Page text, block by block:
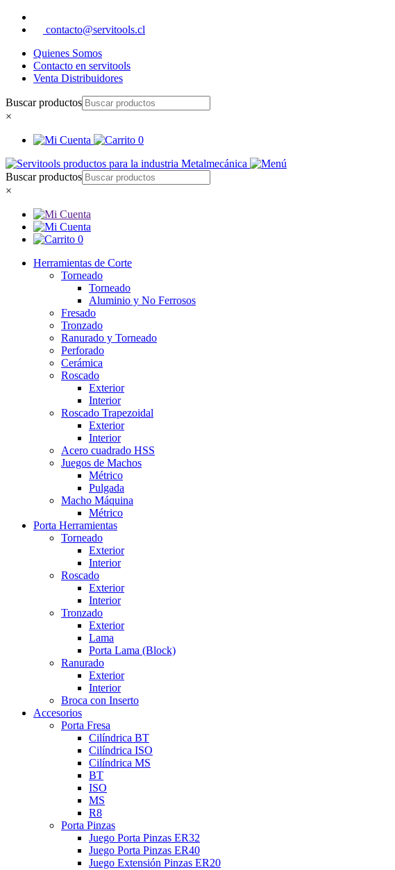
contacto@servitools.cl
Quienes Somos
Contacto en servitools
Venta Distribuidores
Buscar productos
×
0
Buscar productos
×
0
Herramientas de Corte
Torneado
Torneado
Aluminio y No Ferrosos
Fresado
Tronzado
Ranurado y Torneado
Perforado
Cerámica
Roscado
Exterior
Interior
Roscado Trapezoidal
Exterior
Interior
Acero cuadrado HSS
Juegos de Machos
Métrico
Pulgada
Macho Máquina
Métrico
Porta Herramientas
Torneado
Exterior
Interior
Roscado
Exterior
Interior
Tronzado
Exterior
Lama
Porta Lama (Block)
Ranurado
Exterior
Interior
Broca con Inserto
Accesorios
Porta Fresa
Cilíndrica BT
Cilíndrica ISO
Cilíndrica MS
BT
ISO
MS
R8
Porta Pinzas
Juego Porta Pinzas ER32
Juego Porta Pinzas ER40
Juego Extensión Pinzas ER20